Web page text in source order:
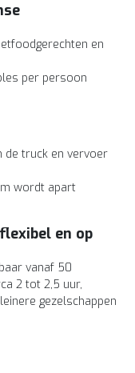
en
per persoon
de truck en vervoer
wordt apart
en op
vanaf 50
2 tot 2,5 uur,
gezelschappen